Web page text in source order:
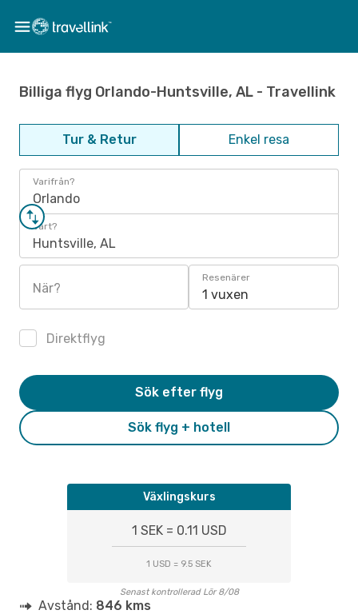
Billiga flyg Orlando-Huntsville, AL - Travellink
Tur & Retur Enkel resa
Varifrån?
Orlando
Vart?
Huntsville, AL
När?
Resenärer
1 vuxen
Direktflyg
Sök flyg + hotell
Sök efter flyg
Växlingskurs
1 SEK = 0.11 USD
1 USD = 9.5 SEK
Senast kontrollerad Lör 8/08
Avstånd: 846 kms